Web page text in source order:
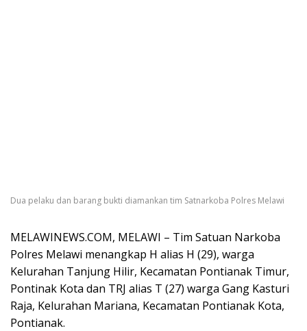
Dua pelaku dan barang bukti diamankan tim Satnarkoba Polres Melawi
MELAWINEWS.COM, MELAWI – Tim Satuan Narkoba
Polres Melawi menangkap H alias H (29), warga
Kelurahan Tanjung Hilir, Kecamatan Pontianak Timur,
Pontinak Kota dan TRJ alias T (27) warga Gang Kasturi
Raja, Kelurahan Mariana, Kecamatan Pontianak Kota,
Pontianak.